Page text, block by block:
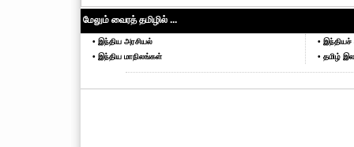
மேலும் வைரத் தமிழில் ...
• இந்திய அரசியல்
• இந்திய மாநிலங்கள்
• இந்தியச்
• தமிழ்